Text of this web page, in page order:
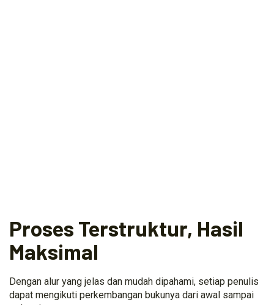
Proses Terstruktur, Hasil
Maksimal
Dengan alur yang jelas dan mudah dipahami, setiap penulis
dapat mengikuti perkembangan bukunya dari awal sampai